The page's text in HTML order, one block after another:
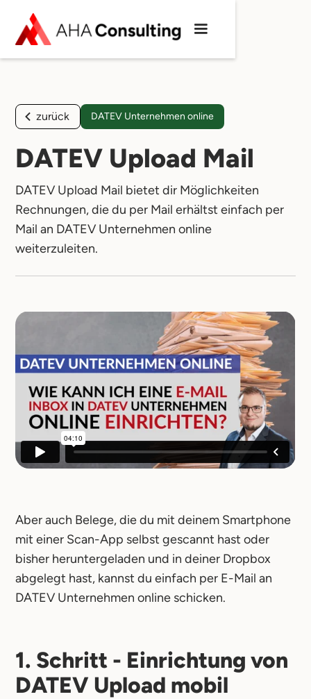
zurück DATEV Unternehmen online
DATEV Upload Mail
DATEV Upload Mail bietet dir Möglichkeiten
Rechnungen, die du per Mail erhältst einfach per
Mail an DATEV Unternehmen online
weiterzuleiten.
Aber auch Belege, die du mit deinem Smartphone
mit einer Scan-App selbst gescannt hast oder
bisher heruntergeladen und in deiner Dropbox
abgelegt hast, kannst du einfach per E-Mail an
DATEV Unternehmen online schicken.
1. Schritt - Einrichtung von
DATEV Upload mobil